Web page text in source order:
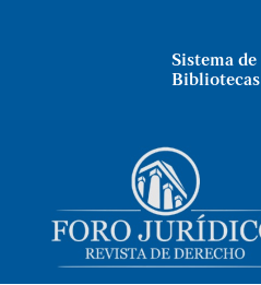
Sistema de
Bibliotecas